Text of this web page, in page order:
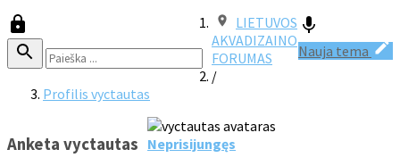
Nauja tema
LIETUVOS
AKVADIZAINO
FORUMAS
/
Profilis vyctautas
Anketa vyctautas Neprisijungęs